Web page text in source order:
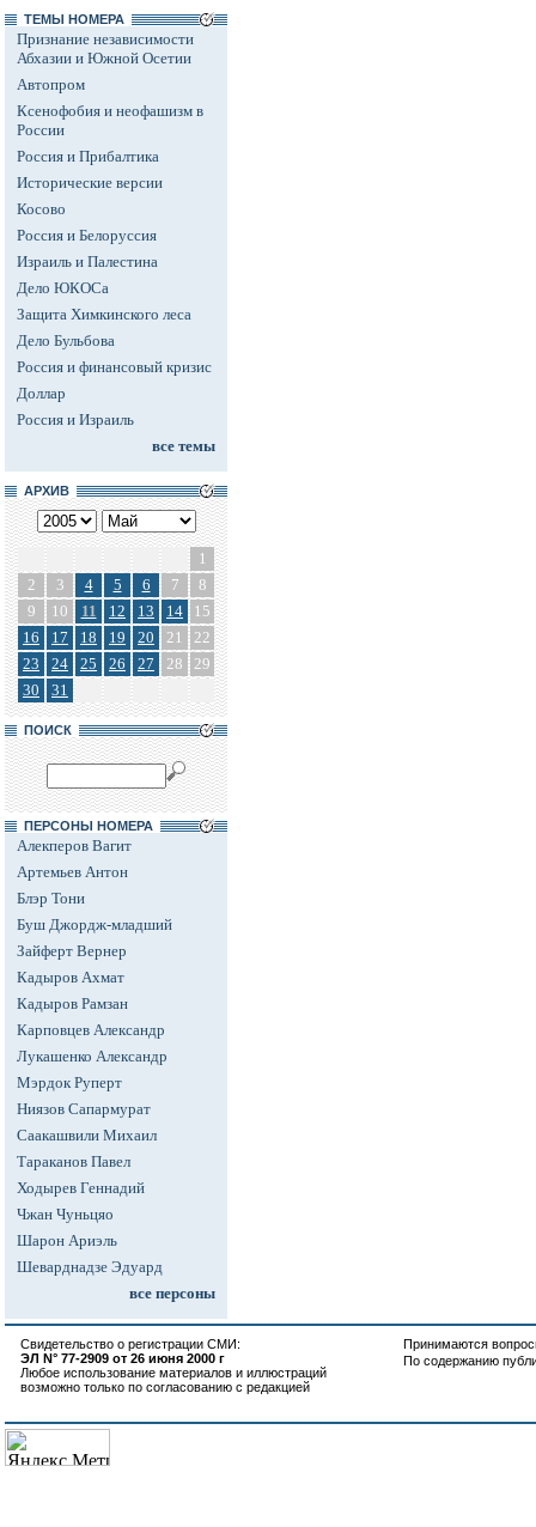
ТЕМЫ НОМЕРА
Признание независимости
Абхазии и Южной Осетии
Автопром
Ксенофобия и неофашизм в
России
Россия и Прибалтика
Исторические версии
Косово
Россия и Белоруссия
Израиль и Палестина
Дело ЮКОСа
Защита Химкинского леса
Дело Бульбова
Россия и финансовый кризис
Доллар
Россия и Израиль
все темы
АРХИВ
1
2
3 4 5 6 7
8
9
10 11 12 13 14
15
16
17 18 19 20 21
22
23
24 25 26 27 28
29
30
31
ПОИСК
ПЕРСОНЫ НОМЕРА
Алекперов Вагит
Артемьев Антон
Блэр Тони
Буш Джордж-младший
Зайферт Вернер
Кадыров Ахмат
Кадыров Рамзан
Карповцев Александр
Лукашенко Александр
Мэрдок Руперт
Ниязов Сапармурат
Саакашвили Михаил
Тараканов Павел
Ходырев Геннадий
Чжан Чуньцяо
Шарон Ариэль
Шеварднадзе Эдуард
все персоны
Свидетельство о регистрации СМИ:
ЭЛ N° 77-2909 от 26 июня 2000 г
Любое использование материалов и иллюстраций
возможно только по согласованию с редакцией
Принимаются
По содержанию